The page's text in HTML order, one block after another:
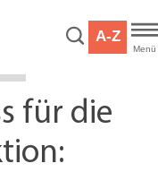
A-Z
Menü
für die